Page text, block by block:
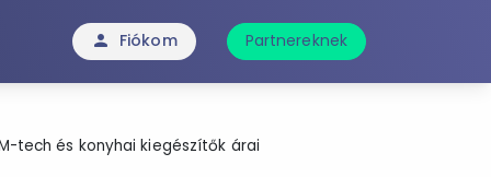
person Fiókom Partnereknek
tech és konyhai kiegészítők árai